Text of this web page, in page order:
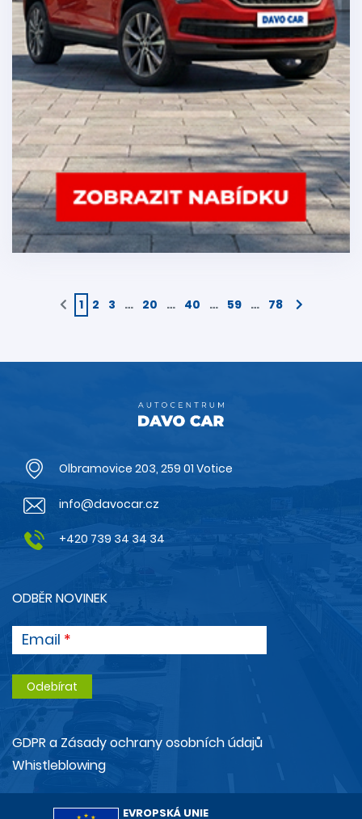
1 2 3 … 20 … 40 … 59 … 78
Olbramovice 203, 259 01 Votice
info@davocar.cz
+420 739 34 34 34
ODBĚR NOVINEK
Email
GDPR a Zásady ochrany osobních údajů
Whistleblowing
EVROPSKÁ UNIE